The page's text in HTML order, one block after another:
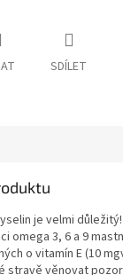
SDÍLET
je velmi
omega 3, 6 a 9
o vitamín E (10
stravě věnovat